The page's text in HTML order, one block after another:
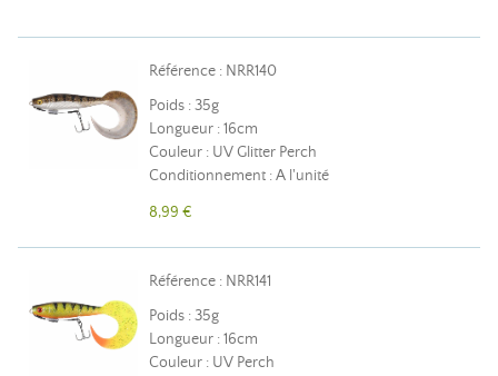
Référence : NRR140
Poids : 35g
Longueur : 16cm
Couleur : UV Glitter Perch
Conditionnement : A l'unité
8,99 €
Référence : NRR141
Poids : 35g
Longueur : 16cm
Couleur : UV Perch